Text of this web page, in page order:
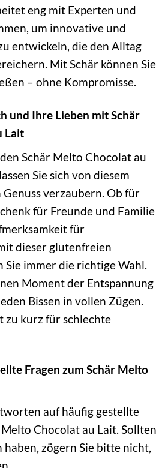
eng mit Experten und
um innovative und
entwickeln, die den Alltag
Mit Schär können Sie
– ohne Kompromisse.
und Ihre Lieben mit Schär
Lait
Schär Melto Chocolat au
Sie sich von diesem
verzaubern. Ob für
für Freunde und Familie
für
dieser glutenfreien
Sie immer die richtige Wahl.
Moment der Entspannung
Bissen in vollen Zügen.
zu kurz für schlechte
Fragen zum Schär Melto
auf häufig gestellte
Chocolat au Lait. Sollten
haben, zögern Sie bitte nicht,